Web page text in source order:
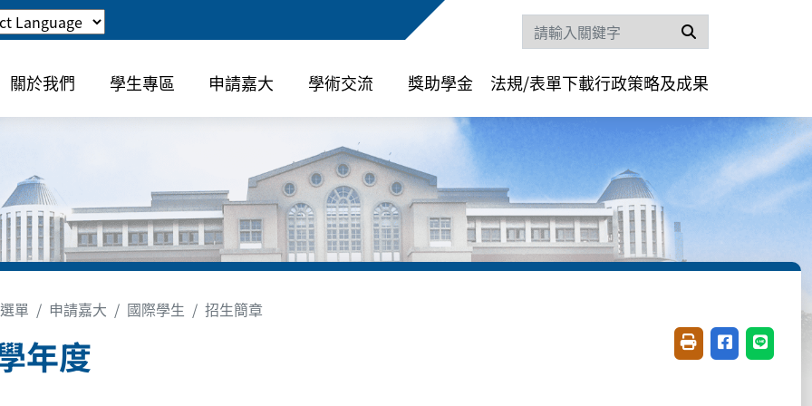
關於我們 學生專區 申請嘉大 學術交流 獎助學金 法規/表單下載行政策略及成果
單 申請嘉大 國際學生 招生簡章
年度 友善列印(開新視窗)
分享至臉書(
分享至